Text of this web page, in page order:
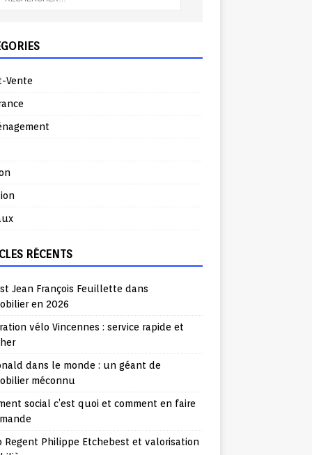
Vente
RÉCENTS
Jean François Feuillette dans
en 2026
vélo Vincennes : service rapide et
dans le monde : un géant de
méconnu
social c’est quoi et comment en faire
Regent Philippe Etchebest et valorisation